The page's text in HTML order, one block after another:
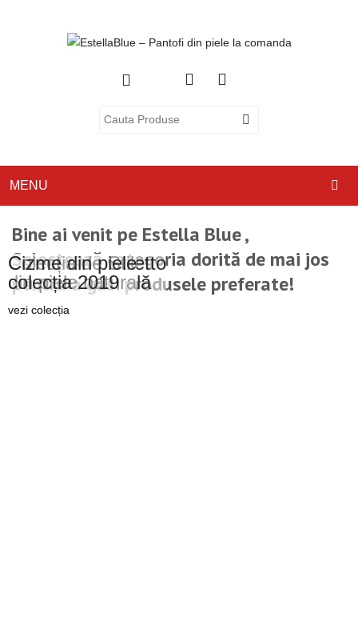
MENU
ACASA
DESPRE NOI
CATEGORII
Bine ai venit pe Estella Blue,
Selectează categoria dorită de mai jos
pentru a găsi produsele preferate!
Colecția de Stiletto
din piele naturală
vezi colecția
Cizme din piele
colecția 2019
vezi colecția